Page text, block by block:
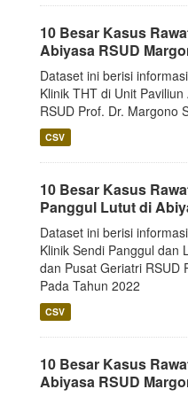
10 Besar Kasus
Abiyasa RSUD
Dataset ini berisi
Klinik THT di Unit
RSUD Prof. Dr. Margono
CSV
10 Besar Kasus
Panggul Lutut di
Dataset ini berisi
Klinik Sendi Panggul dan
dan Pusat Geriatri RSUD
Pada Tahun 2022
CSV
10 Besar Kasus
Abiyasa RSUD